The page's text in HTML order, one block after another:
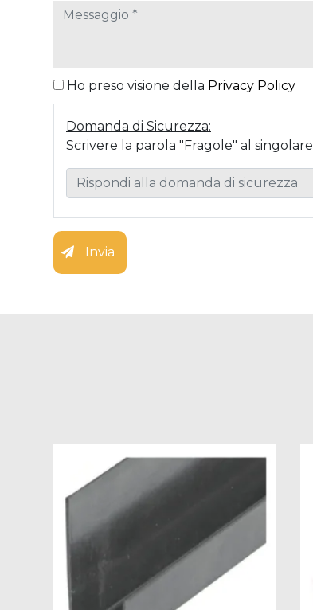
Ho preso visione della Privacy Policy
Domanda di Sicurezza:
Scrivere la parola "Fragole" al singolare
Invia